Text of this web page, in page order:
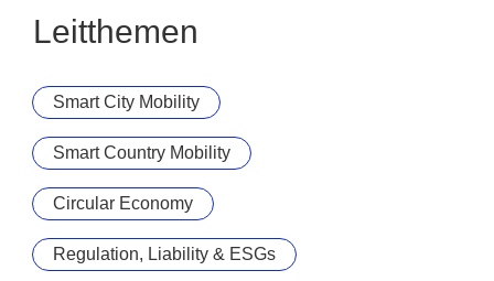
We are Germany's
service
Leitthemen
Smart City Mobility
Smart Country Mobility
Circular Economy
Regulation, Liability & ESGs